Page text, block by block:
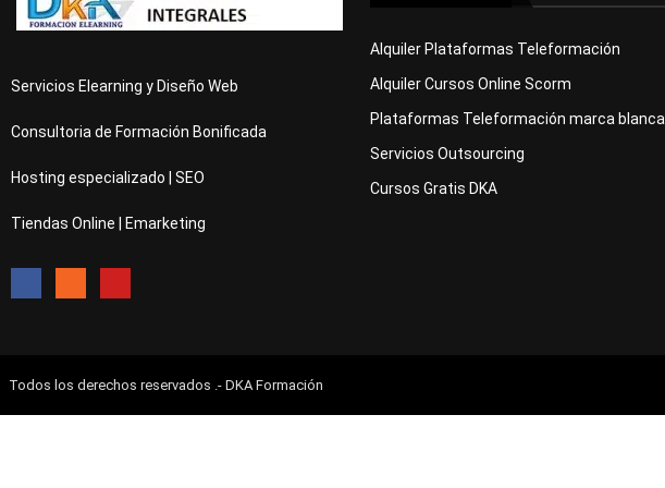
Servicios Elearning y Diseño Web
Consultoria de Formación Bonificada
Hosting especializado | SEO
Tiendas Online | Emarketing
Alquiler Plataformas Teleformación
Alquiler Cursos Online Scorm
Plataformas Teleformación marca blanca
Servicios Outsourcing
Cursos Gratis DKA
Todos los derechos reservados .- DKA Formación